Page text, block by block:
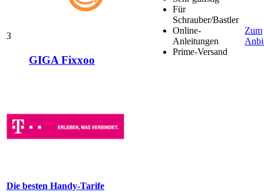
3
GIGA Fixxoo
Für
Schrauber/Bastler
Online-
Anleitungen
Prime-Versand
Zum
Die besten Handy-Tarife